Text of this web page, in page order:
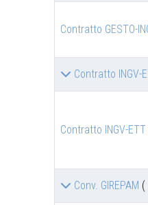
Contratto GESTO-
Contratto INGV-
Contratto INGV-ETT
Conv. GIREPAM (